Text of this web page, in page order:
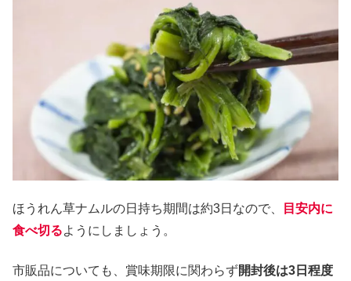
ほうれん草ナムルの日持ち期間は約3日なので、
目安内に
食べ切るようにしましょう。
市販品についても、賞味期限に関わらず開封後は3日程度